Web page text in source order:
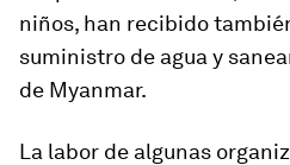
niños, han recibido
suministro de agua y
de Myanmar.
La labor de algunas